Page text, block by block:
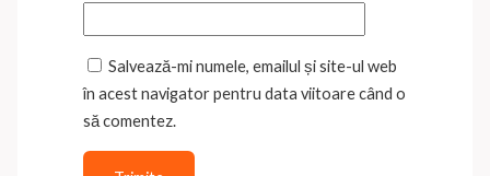
Salvează-mi numele, emailul și site-ul web
în acest navigator pentru data viitoare când o
să comentez.